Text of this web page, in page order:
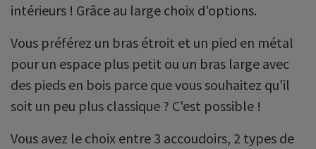
intérieurs ! Grâce au large choix d'options.
Vous préférez un bras étroit et un pied en métal
pour un espace plus petit ou un bras large avec
des pieds en bois parce que vous souhaitez qu'il
soit un peu plus classique ? C'est possible !
Vous avez le choix entre 3 accoudoirs, 2 types de